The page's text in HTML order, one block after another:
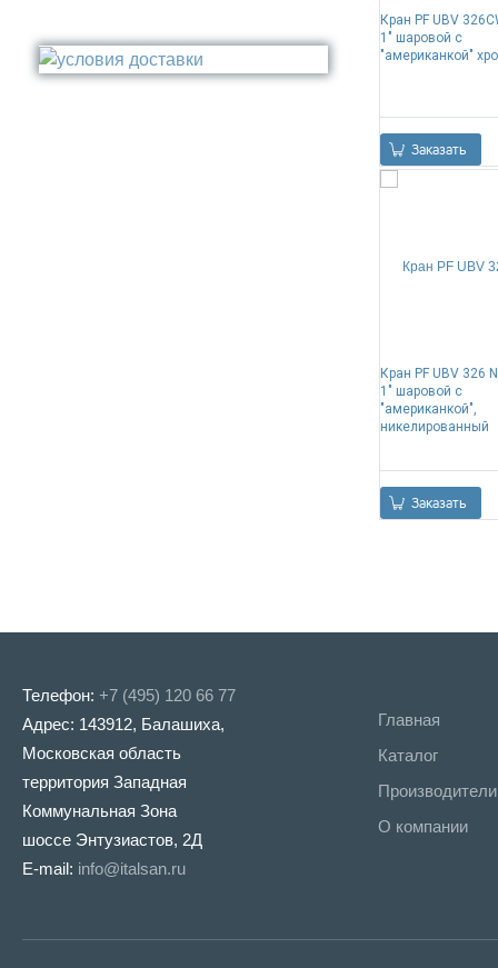
Стакан
Туалетный ёрш
Медь
Никель
Кран PF UBV
1" шаровой с
"американкой"
Заказать
Кран PF UBV 326
1" шаровой с
"американкой",
никелированный
Заказать
Телефон: +7 (495) 120 66 77
Адрес: 143912, Балашиха,
Московская область
территория Западная
Коммунальная Зона
шоссе Энтузиастов, 2Д
E-mail: info@italsan.ru
Главная
Каталог
Производители
О компании